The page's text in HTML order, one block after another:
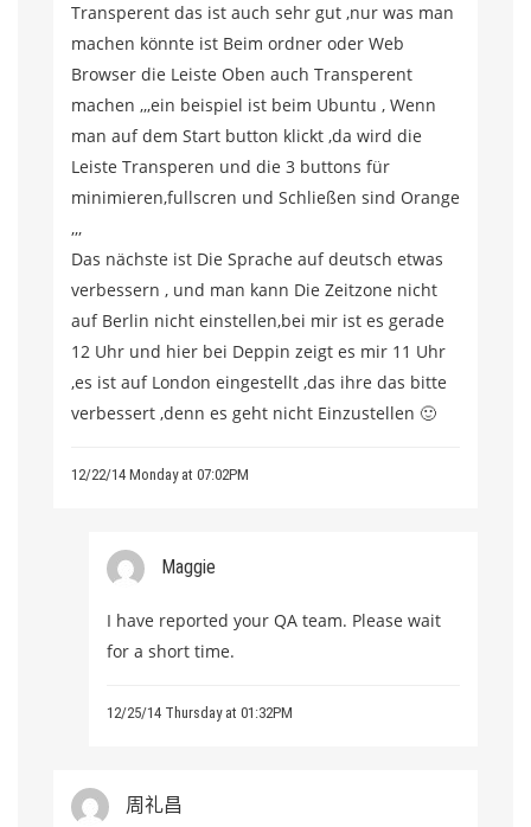
Transperent das ist auch sehr gut ,nur was man
machen könnte ist Beim ordner oder Web
Browser die Leiste Oben auch Transperent
machen ,,,ein beispiel ist beim Ubuntu , Wenn
man auf dem Start button klickt ,da wird die
Leiste Transperen und die 3 buttons für
minimieren,fullscren und Schließen sind Orange
,,,
Das nächste ist Die Sprache auf deutsch etwas
verbessern , und man kann Die Zeitzone nicht
auf Berlin nicht einstellen,bei mir ist es gerade
12 Uhr und hier bei Deppin zeigt es mir 11 Uhr
,es ist auf London eingestellt ,das ihre das bitte
verbessert ,denn es geht nicht Einzustellen 🙂
12/22/14 Monday at 07:02PM
Maggie
I have reported your QA team. Please wait
for a short time.
12/25/14 Thursday at 01:32PM
周礼昌